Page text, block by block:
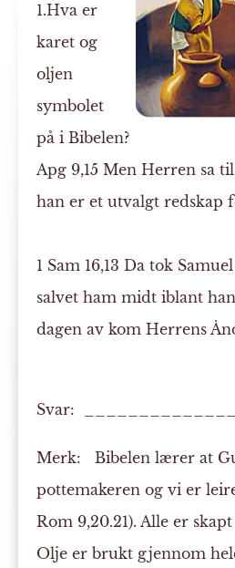
1.Hva er
karet og
oljen
symbolet
på i Bibelen?
Apg 9,15 Men Herren sa
han er et utvalgt redskap
1 Sam 16,13 Da tok
salvet ham midt iblant
dagen av kom Herrens
Svar:
Merk: Bibelen lærer at
pottemakeren og vi er
Rom 9,20.21). Alle er
Olje er brukt gjennom